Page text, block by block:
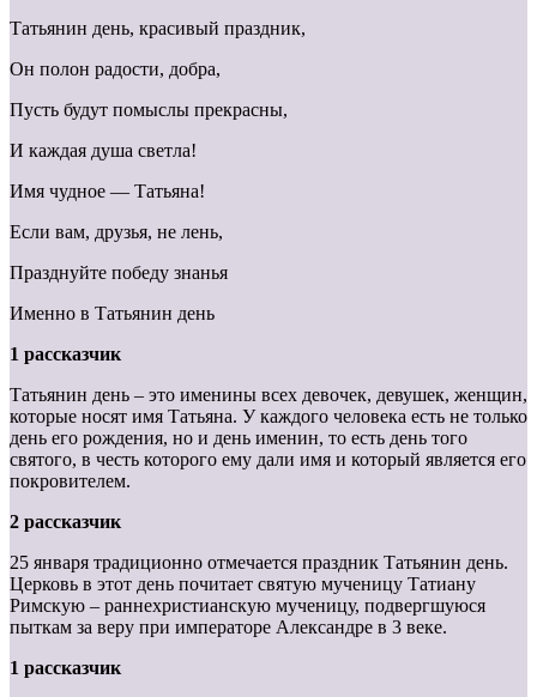
Татьянин день, красивый праздник,
Он полон радости, добра,
Пусть будут помыслы прекрасны,
И каждая душа светла!
Имя чудное — Татьяна!
Если вам, друзья, не лень,
Празднуйте победу знанья
Именно в Татьянин день
1 рассказчик
Татьянин день – это именины всех девочек, девушек, женщин,
которые носят имя Татьяна. У каждого человека есть не только
день его рождения, но и день именин, то есть день того
святого, в честь которого ему дали имя и который является его
покровителем.
2 рассказчик
25 января традиционно отмечается праздник Татьянин день.
Церковь в этот день почитает святую мученицу Татиану
Римскую – раннехристианскую мученицу, подвергшуюся
пыткам за веру при императоре Александре в 3 веке.
1 рассказчик